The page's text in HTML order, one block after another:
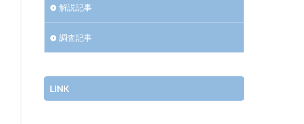
解説記事
調査記事
LINK